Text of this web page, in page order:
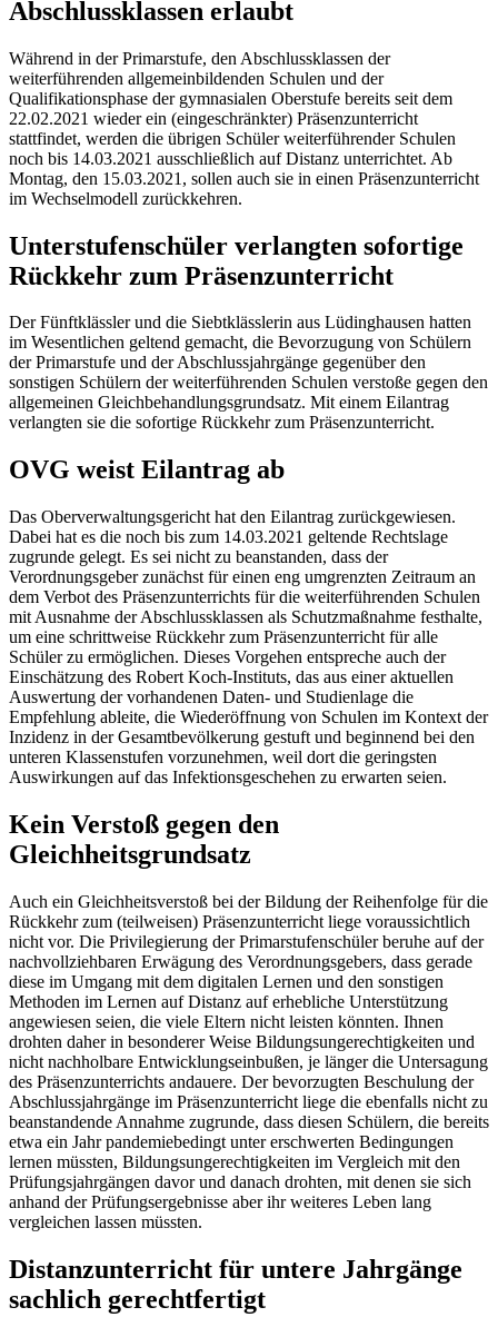
Abschlussklassen erlaubt
Während in der Primarstufe, den Abschlussklassen der
weiterführenden allgemeinbildenden Schulen und der
Qualifikationsphase der gymnasialen Oberstufe bereits seit dem
22.02.2021 wieder ein (eingeschränkter) Präsenzunterricht
stattfindet, werden die übrigen Schüler weiterführender Schulen
noch bis 14.03.2021 ausschließlich auf Distanz unterrichtet. Ab
Montag, den 15.03.2021, sollen auch sie in einen Präsenzunterricht
im Wechselmodell zurückkehren.
Unterstufenschüler verlangten sofortige
Rückkehr zum Präsenzunterricht
Der Fünftklässler und die Siebtklässlerin aus Lüdinghausen hatten
im Wesentlichen geltend gemacht, die Bevorzugung von Schülern
der Primarstufe und der Abschlussjahrgänge gegenüber den
sonstigen Schülern der weiterführenden Schulen verstoße gegen den
allgemeinen Gleichbehandlungsgrundsatz. Mit einem Eilantrag
verlangten sie die sofortige Rückkehr zum Präsenzunterricht.
OVG weist Eilantrag ab
Das Oberverwaltungsgericht hat den Eilantrag zurückgewiesen.
Dabei hat es die noch bis zum 14.03.2021 geltende Rechtslage
zugrunde gelegt. Es sei nicht zu beanstanden, dass der
Verordnungsgeber zunächst für einen eng umgrenzten Zeitraum an
dem Verbot des Präsenzunterrichts für die weiterführenden Schulen
mit Ausnahme der Abschlussklassen als Schutzmaßnahme festhalte,
um eine schrittweise Rückkehr zum Präsenzunterricht für alle
Schüler zu ermöglichen. Dieses Vorgehen entspreche auch der
Einschätzung des Robert Koch-Instituts, das aus einer aktuellen
Auswertung der vorhandenen Daten- und Studienlage die
Empfehlung ableite, die Wiederöffnung von Schulen im Kontext der
Inzidenz in der Gesamtbevölkerung gestuft und beginnend bei den
unteren Klassenstufen vorzunehmen, weil dort die geringsten
Auswirkungen auf das Infektionsgeschehen zu erwarten seien.
Kein Verstoß gegen den
Gleichheitsgrundsatz
Auch ein Gleichheitsverstoß bei der Bildung der Reihenfolge für die
Rückkehr zum (teilweisen) Präsenzunterricht liege voraussichtlich
nicht vor. Die Privilegierung der Primarstufenschüler beruhe auf der
nachvollziehbaren Erwägung des Verordnungsgebers, dass gerade
diese im Umgang mit dem digitalen Lernen und den sonstigen
Methoden im Lernen auf Distanz auf erhebliche Unterstützung
angewiesen seien, die viele Eltern nicht leisten könnten. Ihnen
drohten daher in besonderer Weise Bildungsungerechtigkeiten und
nicht nachholbare Entwicklungseinbußen, je länger die Untersagung
des Präsenzunterrichts andauere. Der bevorzugten Beschulung der
Abschlussjahrgänge im Präsenzunterricht liege die ebenfalls nicht zu
beanstandende Annahme zugrunde, dass diesen Schülern, die bereits
etwa ein Jahr pandemiebedingt unter erschwerten Bedingungen
lernen müssten, Bildungsungerechtigkeiten im Vergleich mit den
Prüfungsjahrgängen davor und danach drohten, mit denen sie sich
anhand der Prüfungsergebnisse aber ihr weiteres Leben lang
vergleichen lassen müssten.
Distanzunterricht für untere Jahrgänge
sachlich gerechtfertigt